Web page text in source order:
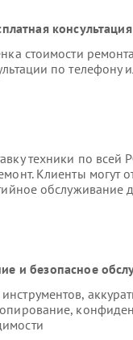
консультация
стоимости
по телефону
техники по всей
Клиенты могут
и безопасное